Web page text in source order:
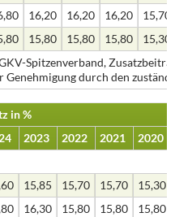
16,20 16,20 16,20
15,70
15,80 15,80 15,80
15,30
Spitzenverband,
durch den
in %
2023 2022 2021
2020
15,85 15,70 15,70
15,30
16,30 15,80 15,80
15,80